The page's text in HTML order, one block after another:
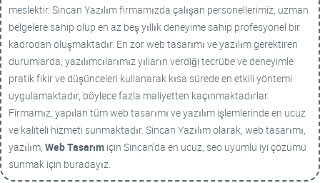
meslektir. Sincan Yazılım firmamızda çalışan personellerimiz, uzman
belgelere sahip olup en az beş yıllık deneyime sahip profesyonel bir
kadrodan oluşmaktadır. En zor web tasarımı ve yazılım gerektiren
durumlarda, yazılımcılarımız yılların verdiği tecrübe ve deneyimle
pratik fikir ve düşünceleri kullanarak kısa sürede en etkili yöntemi
uygulamaktadır, böylece fazla maliyetten kaçınmaktadırlar.
Firmamız, yapılan tüm web tasarımı ve yazılım işlemlerinde en ucuz
ve kaliteli hizmeti sunmaktadır. Sincan Yazılım olarak, web tasarımı,
yazılım, Web Tasarım için Sincan'da en ucuz, seo uyumlu iyi çözümü
sunmak için buradayız.